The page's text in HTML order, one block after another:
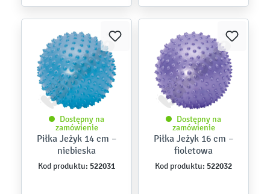
Dostępny na
zamówienie
Piłka Jeżyk 14 cm –
niebieska
Kod produktu: 522031
Dostępny na
zamówienie
Piłka Jeżyk 16 cm –
fioletowa
Kod produktu: 522032